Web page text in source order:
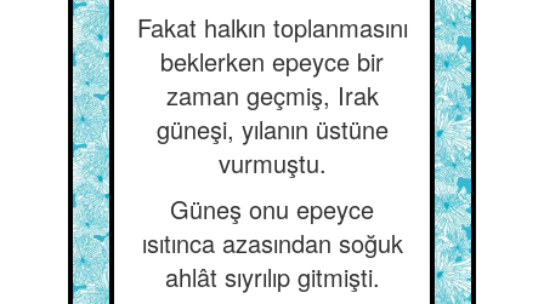
Fakat halkın toplanmasını
beklerken epeyce bir
zaman geçmiş, Irak
güneşi, yılanın üstüne
vurmuştu.
Güneş onu epeyce
ısıtınca azasından soğuk
ahlât sıyrılıp gitmişti.